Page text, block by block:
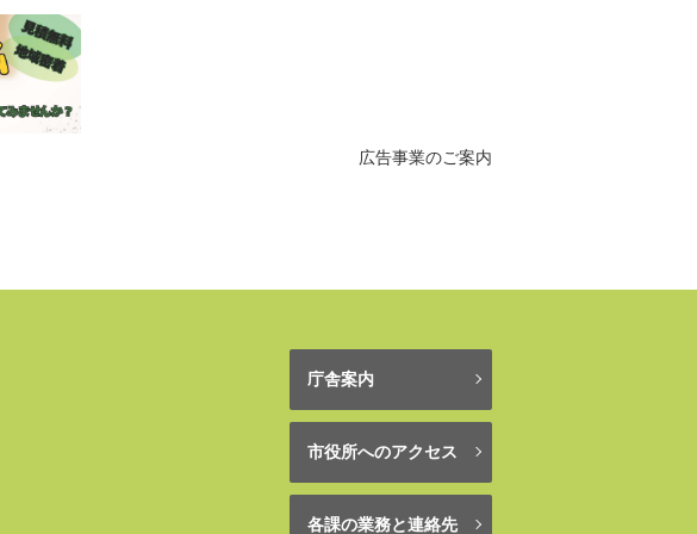
広告事業のご案内
庁舎案内
市役所へのアクセス
各課の業務と連絡先